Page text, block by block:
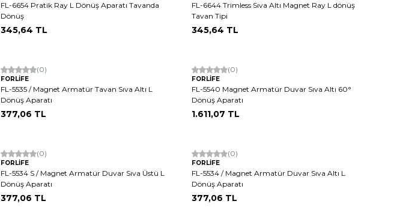
FL-6654 Pratik Ray L Dönüş Aparatı Tavanda
Dönüş
345,64 TL
FL-6644 Trimless Sıva Altı Magnet Ray L dönüş
Tavan Tipi
345,64 TL
(0)
FORLİFE
FL-5535 / Magnet Armatür Tavan Sıva Altı L
Dönüş Aparatı
377,06 TL
(0)
FORLİFE
FL-5540 Magnet Armatür Duvar Sıva Altı 60°
Dönüş Aparatı
1.611,07 TL
(0)
FORLİFE
FL-5534 S / Magnet Armatür Duvar Sıva Üstü L
Dönüş Aparatı
377,06 TL
(0)
FORLİFE
FL-5534 / Magnet Armatür Duvar Sıva Altı L
Dönüş Aparatı
377,06 TL